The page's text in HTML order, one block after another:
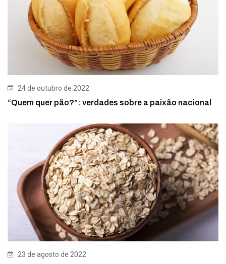
24 de outubro de 2022
“Quem quer pão?”: verdades sobre a paixão nacional
23 de agosto de 2022